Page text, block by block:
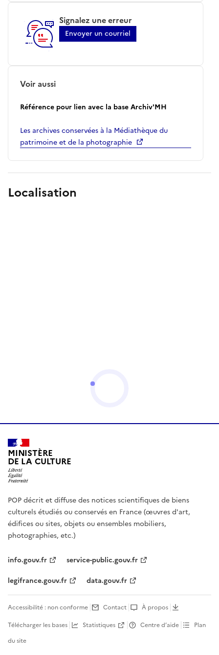
Signalez une erreur
Envoyer un courriel
Voir aussi
Référence pour lien avec la base Archiv'MH
Les archives conservées à la Médiathèque du
patrimoine et de la photographie
Localisation
MINISTÈRE
DE LA CULTURE
POP décrit et diffuse des notices scientifiques de biens
culturels étudiés ou conservés en France (œuvres d'art,
édifices ou sites, objets ou ensembles mobiliers,
photographies, etc.)
info.gouv.fr
service-public.gouv.fr
legifrance.gouv.fr
data.gouv.fr
Accessibilité : non conforme Contact
À propos
Télécharger les bases
Statistiques Centre d’aide
Plan
du site